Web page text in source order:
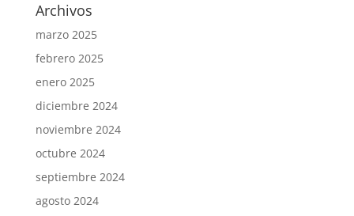
Archivos
marzo 2025
febrero 2025
enero 2025
diciembre 2024
noviembre 2024
octubre 2024
septiembre 2024
agosto 2024